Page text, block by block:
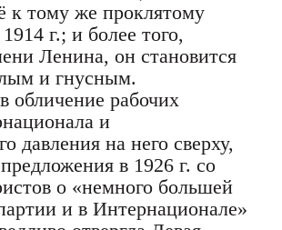
к тому же проклятому
г.; и более того,
Ленина, он становится
и гнусным.
обличение рабочих
и
давления на него сверху,
в 1926 г. со
о «немного большей
и в Интернационале»